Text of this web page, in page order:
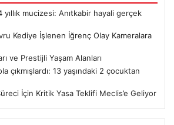
yıllık mucizesi: Anıtkabir hayali gerçek
Kediye İşlenen İğrenç Olay Kameralara
ve Prestijli Yaşam Alanları
çıkmışlardı: 13 yaşındaki 2 çocuktan
İçin Kritik Yasa Teklifi Meclis’e Geliyor